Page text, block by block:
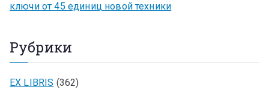
ключи от 45 единиц новой техники
Рубрики
EX LIBRIS (362)